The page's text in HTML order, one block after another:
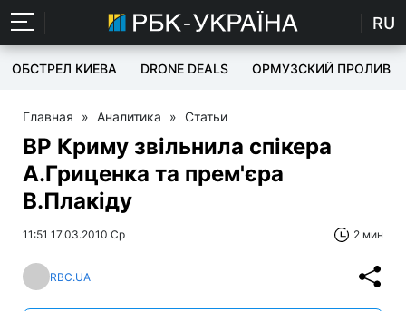
RU
ОБСТРЕЛ КИЕВА DRONE DEALS ОРМУЗСКИЙ ПРОЛИВ
Главная » Аналитика » Статьи
ВР Криму звільнила спікера
А.Гриценка та прем'єра
В.Плакіду
11:51 17.03.2010 Ср 2 мин
RBC.UA